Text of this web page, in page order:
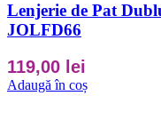
Lenjerie de Pat
JOLFD66
119,00 lei
Adaugă în coș